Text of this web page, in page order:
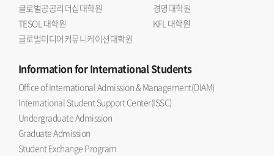
글로벌공공리더십대학원
경영대학원
TESOL 대학원
KFL 대학원
글로벌미디어커뮤니케이션대학원
Informationfor International Students
Office of International Admission & Management(OIAM)
International Student Support Center(ISSC)
Undergraduate Admission
Graduate Admission
Student Exchange Program